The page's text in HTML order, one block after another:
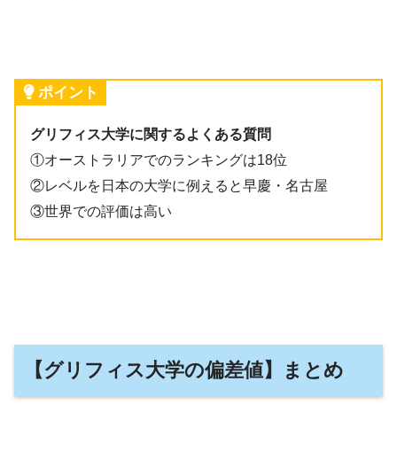
ポイント
グリフィス大学に関するよくある質問
①オーストラリアでのランキングは18位
②レベルを日本の大学に例えると早慶・名古屋
③世界での評価は高い
【グリフィス大学の偏差値】まとめ